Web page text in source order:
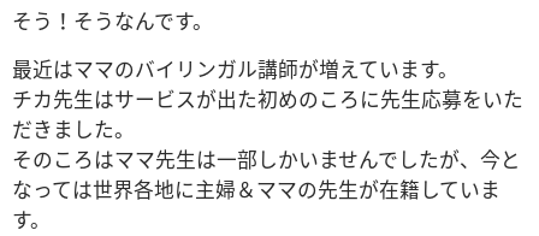
そう！そうなんです。
最近はママのバイリンガル講師が増えています。
チカ先生はサービスが出た初めのころに先生応募をいた
だきました。
そのころはママ先生は一部しかいませんでしたが、今と
なっては世界各地に主婦＆ママの先生が在籍していま
す。